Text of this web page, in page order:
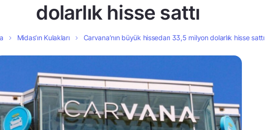
dolarlık hisse sattı
Midas’ın Kulakları Carvana’nın büyük hissedarı 33,5 milyon dolarlık hisse sattı